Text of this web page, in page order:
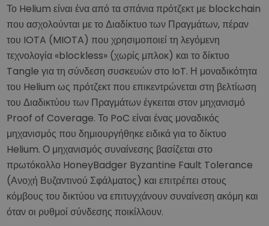
Το Helium είναι ένα από τα σπάνια πρότζεκτ με blockchain
που ασχολούνται με το Διαδίκτυο των Πραγμάτων, πέραν
του IOTA (MIOTA) που χρησιμοποιεί τη λεγόμενη
τεχνολογία «blockless» (χωρίς μπλοκ) και το δίκτυο
Tangle για τη σύνδεση συσκευών στο IoT. Η μοναδικότητα
του Helium ως πρότζεκτ που επικεντρώνεται στη βελτίωση
του Διαδικτύου των Πραγμάτων έγκειται στον μηχανισμό
Proof of Coverage. Το PoC είναι ένας μοναδικός
μηχανισμός που δημιουργήθηκε ειδικά για το δίκτυο
Helium. Ο μηχανισμός συναίνεσης βασίζεται στο
πρωτόκολλο HoneyBadger Byzantine Fault Tolerance
(Ανοχή Βυζαντινού Σφάλματος) και επιτρέπει στους
κόμβους του δικτύου να επιτυγχάνουν συναίνεση ακόμη και
όταν οι ρυθμοί σύνδεσης ποικίλλουν.